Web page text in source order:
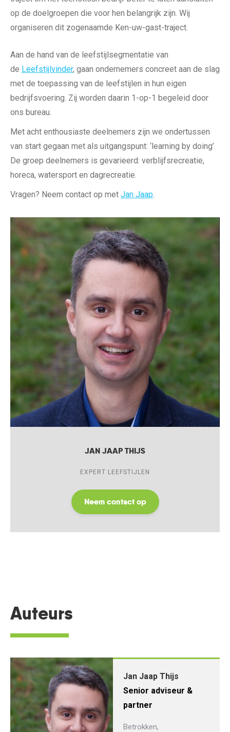
op de doelgroepen die voor hen belangrijk zijn. Wij
organiseren dit zogenaamde Ken-uw-gast-traject.
Aan de hand van de leefstijlsegmentatie van
de Leefstijlvinder, gaan ondernemers concreet aan de slag
met de toepassing van de leefstijlen in hun eigen
bedrijfsvoering. Zij worden daarin 1-op-1 begeleid door
ons bureau.
Met acht enthousiaste deelnemers zijn we ondertussen
van start gegaan met als uitgangspunt: ‘learning by doing’.
De groep deelnemers is gevarieerd: verblijfsrecreatie,
horeca, watersport en dagrecreatie.
Vragen? Neem contact op met Jan Jaap.
JAN JAAP THIJS
EXPERT LEEFSTIJLEN
Neem contact op
Auteurs
Jan Jaap Thijs
Senior adviseur &
partner
Betrokken,